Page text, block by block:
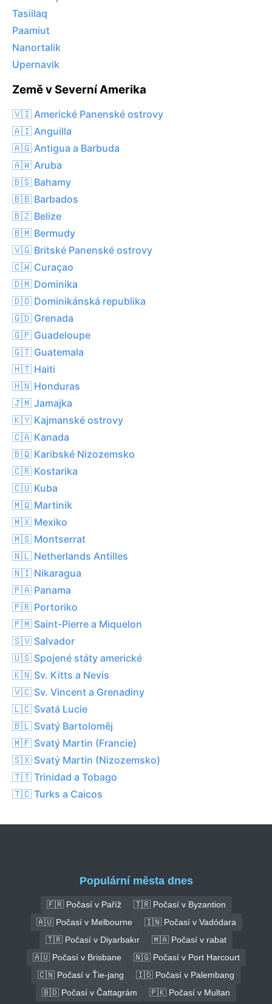
Tasiilaq
Paamiut
Nanortalik
Upernavik
Země v Severní Amerika
🇻🇮 Americké Panenské ostrovy
🇦🇮 Anguilla
🇦🇬 Antigua a Barbuda
🇦🇼 Aruba
🇧🇸 Bahamy
🇧🇧 Barbados
🇧🇿 Belize
🇧🇲 Bermudy
🇻🇬 Britské Panenské ostrovy
🇨🇼 Curaçao
🇩🇲 Dominika
🇩🇴 Dominikánská republika
🇬🇩 Grenada
🇬🇵 Guadeloupe
🇬🇹 Guatemala
🇭🇹 Haiti
🇭🇳 Honduras
🇯🇲 Jamajka
🇰🇾 Kajmanské ostrovy
🇨🇦 Kanada
🇧🇶 Karibské Nizozemsko
🇨🇷 Kostarika
🇨🇺 Kuba
🇲🇶 Martinik
🇲🇽 Mexiko
🇲🇸 Montserrat
🇳🇱 Netherlands Antilles
🇳🇮 Nikaragua
🇵🇦 Panama
🇵🇷 Portoriko
🇵🇲 Saint-Pierre a Miquelon
🇸🇻 Salvador
🇺🇸 Spojené státy americké
🇰🇳 Sv. Kitts a Nevis
🇻🇨 Sv. Vincent a Grenadiny
🇱🇨 Svatá Lucie
🇧🇱 Svatý Bartoloměj
🇲🇫 Svatý Martin (Francie)
🇸🇽 Svatý Martin (Nizozemsko)
🇹🇹 Trinidad a Tobago
🇹🇨 Turks a Caicos
Populární města dnes
🇫🇷 Počasí v Paříž
🇹🇷 Počasí v Byzantion
🇦🇺 Počasí v Melbourne
🇮🇳 Počasí v Vadódara
🇹🇷 Počasí v Diyarbakır
🇲🇦 Počasí v rabat
🇦🇺 Počasí v Brisbane
🇳🇬 Počasí v Port Harcourt
🇨🇳 Počasí v Ťie-jang
🇮🇩 Počasí v Palembang
🇧🇩 Počasí v Čattagrám
🇵🇰 Počasí v Multan